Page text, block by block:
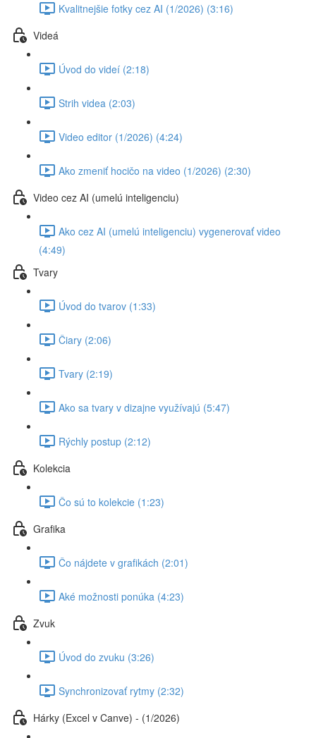
Kvalitnejšie fotky cez AI (1/2026) (3:16)
Videá
Úvod do videí (2:18)
Strih videa (2:03)
Video editor (1/2026) (4:24)
Ako zmeniť hocičo na video (1/2026) (2:30)
Video cez AI (umelú inteligenciu)
Ako cez AI (umelú inteligenciu) vygenerovať video
(4:49)
Tvary
Úvod do tvarov (1:33)
Čiary (2:06)
Tvary (2:19)
Ako sa tvary v dizajne využívajú (5:47)
Rýchly postup (2:12)
Kolekcia
Čo sú to kolekcie (1:23)
Grafika
Čo nájdete v grafikách (2:01)
Aké možnosti ponúka (4:23)
Zvuk
Úvod do zvuku (3:26)
Synchronizovať rytmy (2:32)
Hárky (Excel v Canve) - (1/2026)